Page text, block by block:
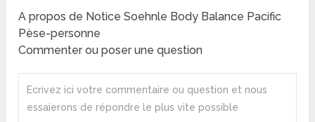
A propos de Notice Soehnle Body Balance Pacific
Pèse-personne
Commenter ou poser une question